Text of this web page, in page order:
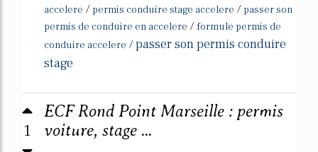
accelere / permis conduire stage accelere / passer son
permis de conduire en accelere / formule permis de
conduire accelere /passer son permis conduire
stage
1
ECF Rond Point Marseille : permis
voiture, stage ...